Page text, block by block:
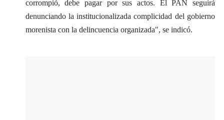
corrompió, debe pagar por sus actos. El PAN seguirá
denunciando la institucionalizada complicidad del gobierno
morenista con la delincuencia organizada", se indicó.